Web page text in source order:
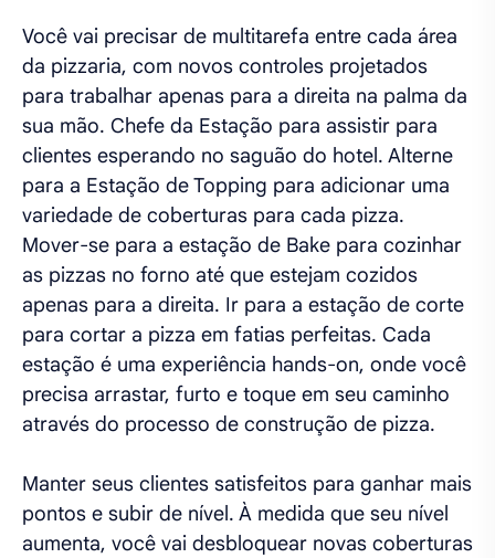
Você vai precisar de multitarefa entre cada área
da pizzaria, com novos controles projetados
para trabalhar apenas para a direita na palma da
sua mão. Chefe da Estação para assistir para
clientes esperando no saguão do hotel. Alterne
para a Estação de Topping para adicionar uma
variedade de coberturas para cada pizza.
Mover-se para a estação de Bake para cozinhar
as pizzas no forno até que estejam cozidos
apenas para a direita. Ir para a estação de corte
para cortar a pizza em fatias perfeitas. Cada
estação é uma experiência hands-on, onde você
precisa arrastar, furto e toque em seu caminho
através do processo de construção de pizza.
Manter seus clientes satisfeitos para ganhar mais
pontos e subir de nível. À medida que seu nível
aumenta, você vai desbloquear novas coberturas